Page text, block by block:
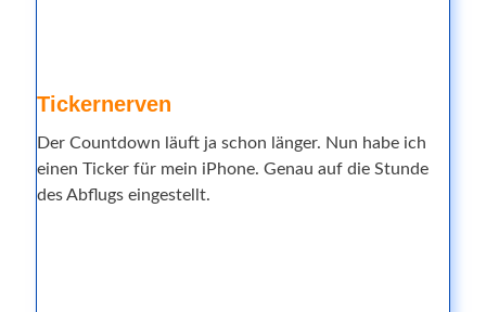
Tickernerven
Der Countdown läuft ja schon länger. Nun habe ich
einen Ticker für mein iPhone. Genau auf die Stunde
des Abflugs eingestellt.